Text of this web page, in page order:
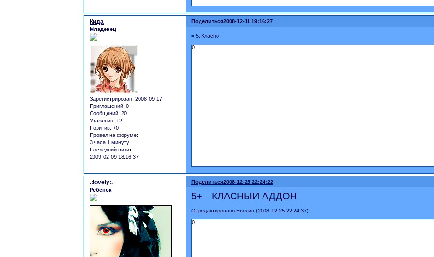
Поделиться2008-12-11 19:16:27
Кида
Младенец
Зарегистрирован: 2008-09-17
Приглашений: 0
Сообщений: 20
Уважение: +2
Позитив: +0
Провел на форуме:
3 часа 1 минуту
Последний визит:
2009-02-09 18:16:37
= 5. Класно
0
Поделиться2008-12-25 22:24:22
.:lovely:.
Ребенок
5+ - КЛАСНЫЙ АДДОН
Отредактировано Евелин (2008-12-25 22:24:37)
0